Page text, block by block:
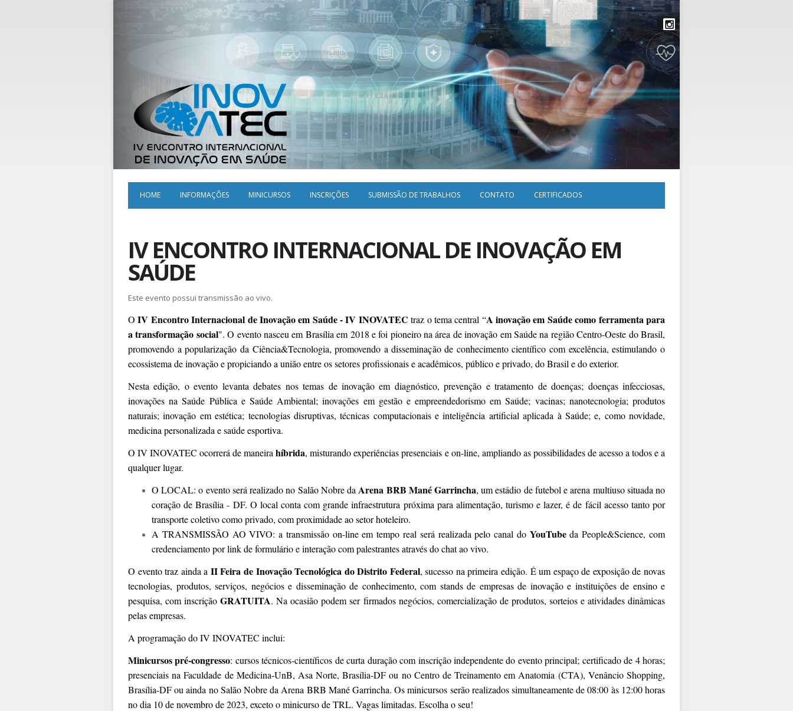
HOME INFORMAÇÕES MINICURSOS INSCRIÇÕES SUBMISSÃO DE TRABALHOS CONTATO CERTIFICADOS
IV ENCONTRO INTERNACIONAL DE INOVAÇÃO EM
SAÚDE
Este evento possui transmissão ao vivo.
OIV Encontro Internacional de Inovação em Saúde - IV INOVATEC traz o tema central “A inovação em Saúde como ferramenta para
a transformação social". O evento nasceu em Brasília em 2018 e foi pioneiro na área de inovação em Saúde na região Centro-Oeste do Brasil,
promovendo a popularização da Ciência&Tecnologia, promovendo a disseminação de conhecimento científico com excelência, estimulando o
ecossistema de inovação e propiciando a união entre os setores profissionais e acadêmicos, público e privado, do Brasil e do exterior.
Nesta edição, o evento levanta debates nos temas de inovação em diagnóstico, prevenção e tratamento de doenças; doenças infecciosas,
inovações na Saúde Pública e Saúde Ambiental; inovações em gestão e empreendedorismo em Saúde; vacinas; nanotecnologia; produtos
naturais; inovação em estética; tecnologias disruptivas, técnicas computacionais e inteligência artificial aplicada à Saúde; e, como novidade,
medicina personalizada e saúde esportiva.
O IV INOVATEC ocorrerá de maneirahíbrida, misturando experiências presenciais e on-line, ampliando as possibilidades de acesso a todos e a
qualquer lugar.
O LOCAL: o evento será realizado no Salão Nobre da Arena BRB Mané Garrincha, um estádio de futebol e arena multiuso situada no
coração de Brasília - DF. O local conta com grande infraestrutura próxima para alimentação, turismo e lazer, é de fácil acesso tanto por
transporte coletivo como privado, com proximidade ao setor hoteleiro.
A TRANSMISSÃO AO VIVO: a transmissão on-line em tempo real será realizada pelo canal do YouTubeda People&Science, com
credenciamento por link de formulário e interação com palestrantes através do chat ao vivo.
O evento traz ainda a II Feira de Inovação Tecnológica do Distrito Federal, sucesso na primeira edição. É um espaço de exposição de novas
tecnologias, produtos, serviços, negócios e disseminação de conhecimento, com stands de empresas de inovação e instituições de ensino e
pesquisa, com inscriçãoGRATUITA. Na ocasião podem ser firmados negócios, comercialização de produtos, sorteios e atividades dinâmicas
pelas empresas.
A programação do IV INOVATEC inclui:
Minicursos pré-congresso: cursos técnicos-científicos de curta duração com inscrição independente do evento principal; certificado de 4 horas;
presenciais na Faculdade de Medicina-UnB, Asa Norte, Brasília-DF ou no Centro de Treinamento em Anatomia (CTA), Venâncio Shopping,
Brasília-DF ou ainda no Salão Nobre da Arena BRB Mané Garrincha. Os minicursos serão realizados simultaneamente de 08:00 às 12:00 horas
no dia 10 de novembro de 2023, exceto o minicurso de TRL. Vagas limitadas. Escolha o seu!